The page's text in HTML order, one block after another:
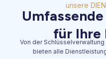
unsere
für Ihre
Von der
bieten alle